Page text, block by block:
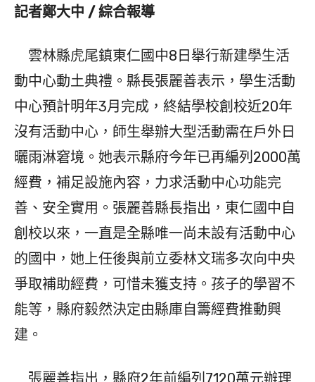
記者鄭大中 / 綜合報導
雲林縣虎尾鎮東仁國中8日舉行新建學生活
動中心動土典禮。縣長張麗善表示，學生活動
中心預計明年3月完成，終結學校創校近20年
沒有活動中心，師生舉辦大型活動需在戶外日
曬雨淋窘境。她表示縣府今年已再編列2000萬
經費，補足設施內容，力求活動中心功能完
善、安全實用。張麗善縣長指出，東仁國中自
創校以來，一直是全縣唯一尚未設有活動中心
的國中，她上任後與前立委林文瑞多次向中央
爭取補助經費，可惜未獲支持。孩子的學習不
能等，縣府毅然決定由縣庫自籌經費推動興
建。
張麗善指出，縣府2年前編列7120萬元辦理